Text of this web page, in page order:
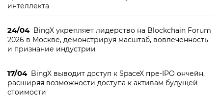
интеллекта
24/04 BingX укрепляет лидерство на Blockchain Forum
2026 в Москве, демонстрируя масштаб, вовлечённость
и признание индустрии
17/04 BingX выводит доступ к SpaceX пре-IPO ончейн,
расширяя возможности доступа к активам будущей
стоимости